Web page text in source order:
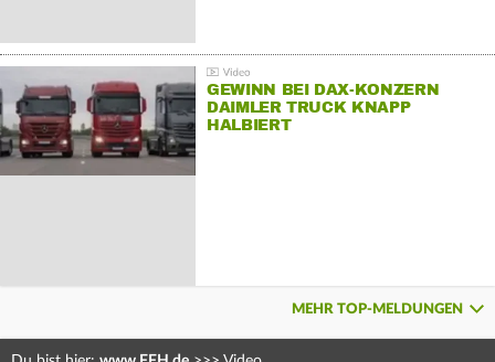
GEWINN BEI DAX-KONZERN
DAIMLER TRUCK KNAPP
HALBIERT
MEHR TOP-MELDUNGEN